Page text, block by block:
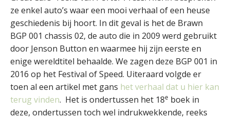
ze enkel auto’s waar een mooi verhaal of een heuse
geschiedenis bij hoort. In dit geval is het de Brawn
BGP 001 chassis 02, de auto die in 2009 werd gebruikt
door Jenson Button en waarmee hij zijn eerste en
enige wereldtitel behaalde. We zagen deze BGP 001 in
2016 op het Festival of Speed. Uiteraard volgde er
toen al een artikel met gans het verhaal dat u hier kan
terug vinden. Het is ondertussen het 18e boek in
deze, ondertussen toch wel indrukwekkende, reeks